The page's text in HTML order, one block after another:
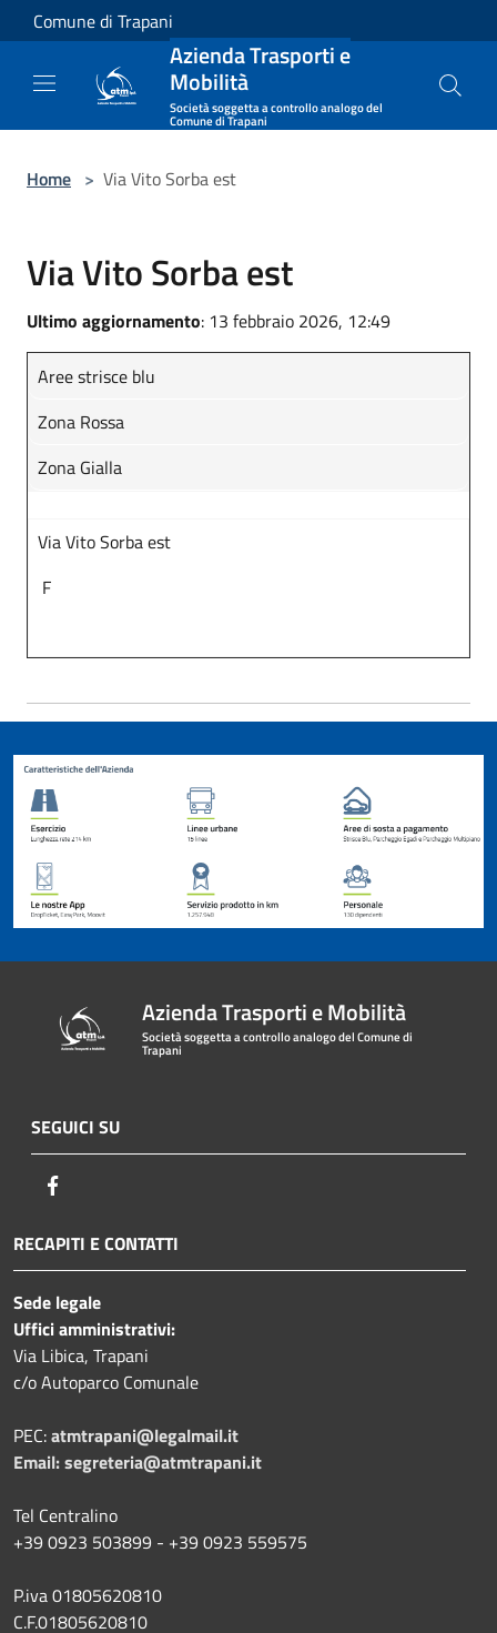
Salta al contenuto principale
Comune di Trapani
Azienda Trasporti e
Mobilità
Società soggetta a controllo analogo del
Comune di Trapani
Home > Via Vito Sorba est
Via Vito Sorba est
Ultimo aggiornamento: 13 febbraio 2026, 12:49
Aree strisce blu
Zona Rossa
Zona Gialla
Via Vito Sorba est
F
Azienda Trasporti e Mobilità
Società soggetta a controllo analogo del Comune di
Trapani
SEGUICI SU
RECAPITI E CONTATTI
Sede legale
Uffici amministrativi:
Via Libica, Trapani
c/o Autoparco Comunale
PEC:atmtrapani@legalmail.it
Email:segreteria@atmtrapani.it
Tel Centralino
+39 0923 503899 - +39 0923 559575
P.iva 01805620810
C.F.01805620810